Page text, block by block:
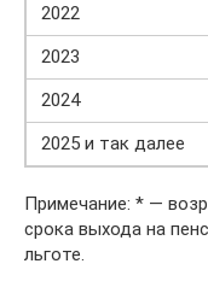
2022
2023
2024
2025 и так далее
Примечание: * —
срока выхода на
льготе.